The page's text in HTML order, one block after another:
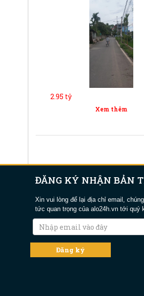
2.95 tỷ
Xem thêm
ĐĂNG KÝ NHẬN BẢN
Xin vui lòng để lại địa chỉ email,
tức quan trọng của alo24h.vn tới quý